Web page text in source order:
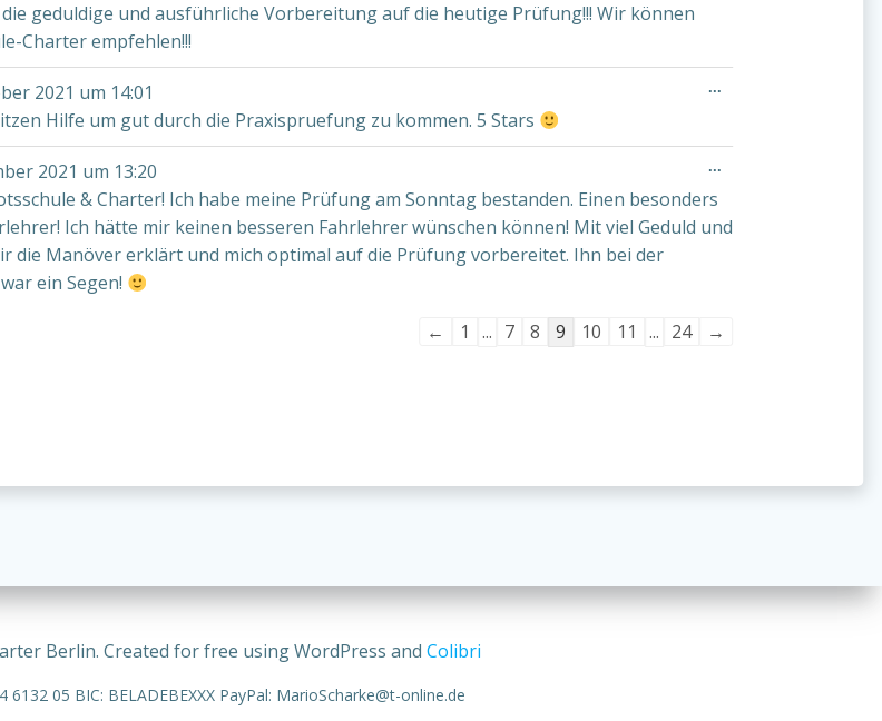
geduldige und ausführliche Vorbereitung auf die heutige Prüfung!!! Wir können
Charter empfehlen!!!
2021 um 14:01
Hilfe um gut durch die Praxispruefung zu kommen. 5 Stars
...
2021 um 13:20
& Charter! Ich habe meine Prüfung am Sonntag bestanden. Einen besonders
Ich hätte mir keinen besseren Fahrlehrer wünschen können! Mit viel Geduld und
die Manöver erklärt und mich optimal auf die Prüfung vorbereitet. Ihn bei der
ein Segen!
...
Navigation
← 1 ... 7 8 9 10 11 ... 24 →
Berlin. Created for free using WordPress and Colibri
6132 05 BIC: BELADEBEXXX PayPal: MarioScharke@t-online.de